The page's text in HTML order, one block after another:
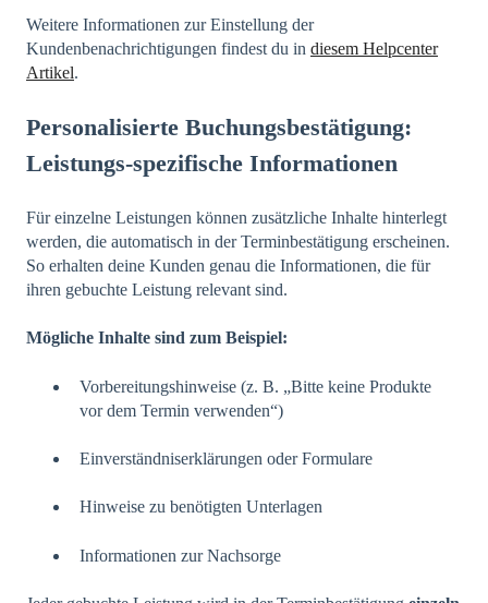
Weitere Informationen zur Einstellung der
Kundenbenachrichtigungen findest du in diesem Helpcenter
Artikel.
Personalisierte Buchungsbestätigung:
Leistungs‑spezifische Informationen
Für einzelne Leistungen können zusätzliche Inhalte hinterlegt
werden, die automatisch in der Terminbestätigung erscheinen.
So erhalten deine Kunden genau die Informationen, die für
ihren gebuchte Leistung relevant sind.
Mögliche Inhalte sind zum Beispiel:
Vorbereitungshinweise (z. B. „Bitte keine Produkte
vor dem Termin verwenden“)
Einverständniserklärungen oder Formulare
Hinweise zu benötigten Unterlagen
Informationen zur Nachsorge